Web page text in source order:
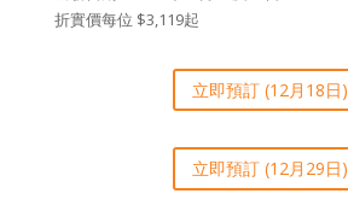
折實價每位 $3,119起
立即預訂 (12月18日)
立即預訂 (12月29日)